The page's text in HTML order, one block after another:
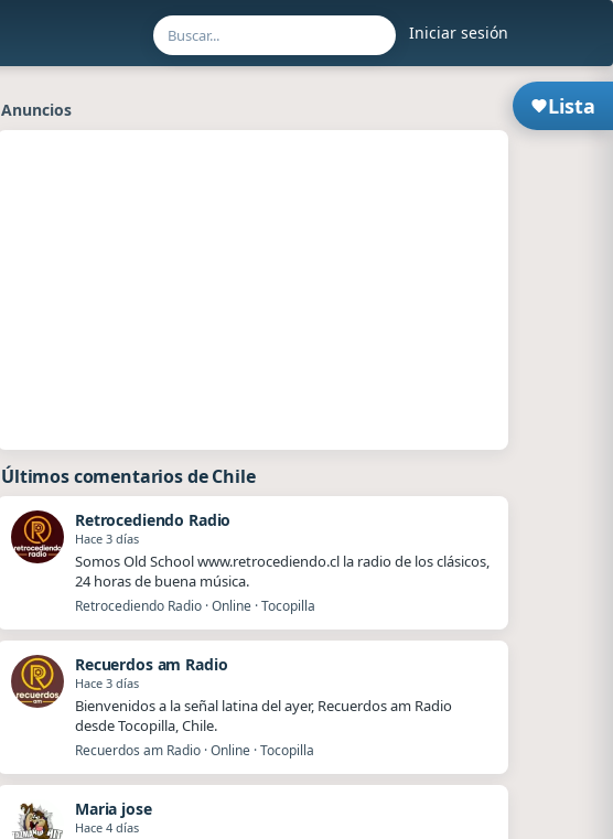
Iniciar sesión
Lista
Anuncios
Últimos comentarios de Chile
Retrocediendo Radio
Hace 3 días
Somos Old School www.retrocediendo.cl la radio de los clásicos,
24 horas de buena música.
Retrocediendo Radio · Online · Tocopilla
Recuerdos am Radio
Hace 3 días
Bienvenidos a la señal latina del ayer, Recuerdos am Radio
desde Tocopilla, Chile.
Recuerdos am Radio · Online · Tocopilla
Maria jose
Hace 4 días